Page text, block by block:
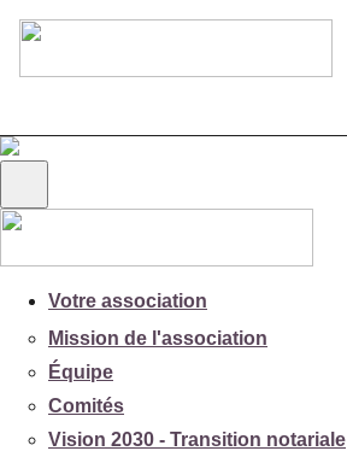
Votre association
Mission de l'association
Équipe
Comités
Vision 2030 - Transition notariale